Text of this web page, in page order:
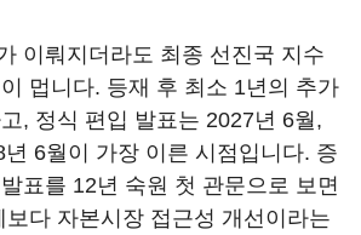
이뤄지더라도 최종 선진국 지수
멉니다. 등재 후 최소 1년의 추가
, 정식 편입 발표는 2027년 6월,
6월이 가장 이른 시점입니다. 증
표를 12년 숙원 첫 관문으로 보면
다 자본시장 접근성 개선이라는